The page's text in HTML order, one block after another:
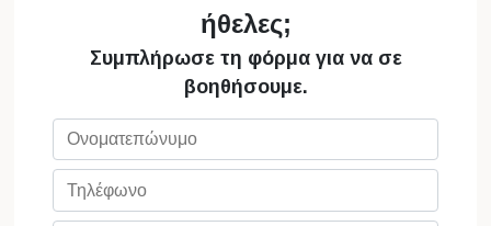
ήθελες;
Συμπλήρωσε τη φόρμα για να σε
βοηθήσουμε.